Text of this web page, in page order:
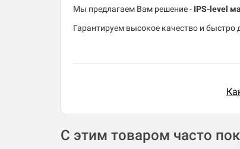
Мы предлагаем Вам решение - IPS-level
Гарантируем высокое качество и быстро
С этим товаром часто